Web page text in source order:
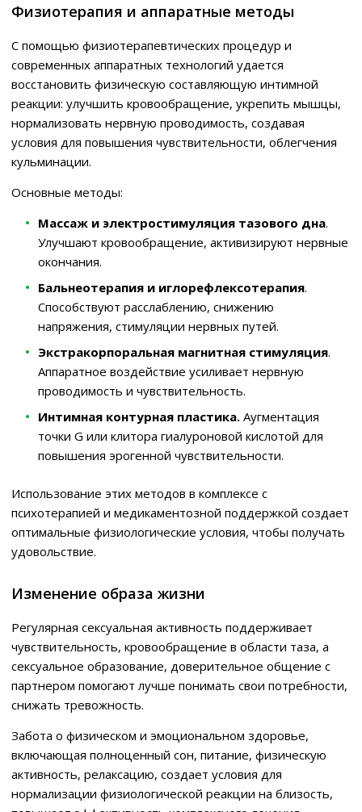
Физиотерапия и аппаратные методы
С помощью физиотерапевтических процедур и
современных аппаратных технологий удается
восстановить физическую составляющую интимной
реакции: улучшить кровообращение, укрепить мышцы,
нормализовать нервную проводимость, создавая
условия для повышения чувствительности, облегчения
кульминации.
Основные методы:
Массаж и электростимуляция тазового дна.
Улучшают кровообращение, активизируют нервные
окончания.
Бальнеотерапия и иглорефлексотерапия.
Способствуют расслаблению, снижению
напряжения, стимуляции нервных путей.
Экстракорпоральная магнитная стимуляция.
Аппаратное воздействие усиливает нервную
проводимость и чувствительность.
Интимная контурная пластика. Аугментация
точки G или клитора гиалуроновой кислотой для
повышения эрогенной чувствительности.
Использование этих методов в комплексе с
психотерапией и медикаментозной поддержкой создает
оптимальные физиологические условия, чтобы получать
удовольствие.
Изменение образа жизни
Регулярная сексуальная активность поддерживает
чувствительность, кровообращение в области таза, а
сексуальное образование, доверительное общение с
партнером помогают лучше понимать свои потребности,
снижать тревожность.
Забота о физическом и эмоциональном здоровье,
включающая полноценный сон, питание, физическую
активность, релаксацию, создает условия для
нормализации физиологической реакции на близость,